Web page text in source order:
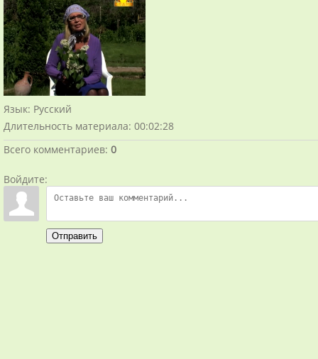
Язык: Русский
Длительность материала: 00:02:28
Всего комментариев: 0
Войдите:
Отправить